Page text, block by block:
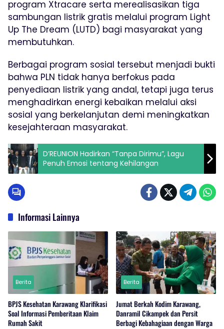
program Xtracare serta merealisasikan tiga
sambungan listrik gratis melalui program Light
Up The Dream (LUTD) bagi masyarakat yang
membutuhkan.
Berbagai program sosial tersebut menjadi bukti
bahwa PLN tidak hanya berfokus pada
penyediaan listrik yang andal, tetapi juga terus
menghadirkan energi kebaikan melalui aksi
sosial yang berkelanjutan demi meningkatkan
kesejahteraan masyarakat.
D’REUNION Hadirkan “Tanpa Dirimu”, Lagu
Penuh Emosi tentang Kehilangan
Informasi Lainnya
Berita
BPJS Kesehatan Karawang Klarifikasi
Soal Informasi Pemberitaan Klaim
Rumah Sakit
Berita
Jumat Berkah Kodim Karawang,
Danramil Cikampek dan Persit
Berbagi Kebahagiaan dengan Warga